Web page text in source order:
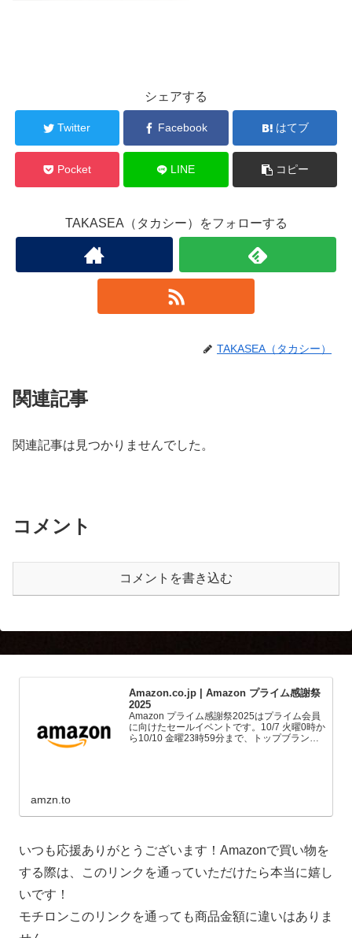
シェアする
Twitter Facebook はてブ
Pocket LINE コピー
TAKASEA（タカシー）をフォローする
TAKASEA（タカシー）
関連記事
関連記事は見つかりませんでした。
コメント
コメントを書き込む
Amazon.co.jp | Amazon プライム感謝祭
2025
Amazon プライム感謝祭2025はプライム会員
に向けたセールイベントです。10/7 火曜0時か
ら10/10 金曜23時59分まで、トップブランド
amzn.to
いつも応援ありがとうございます！Amazonで買い物を
する際は、このリンクを通っていただけたら本当に嬉し
いです！
モチロンこのリンクを通っても商品金額に違いはありま